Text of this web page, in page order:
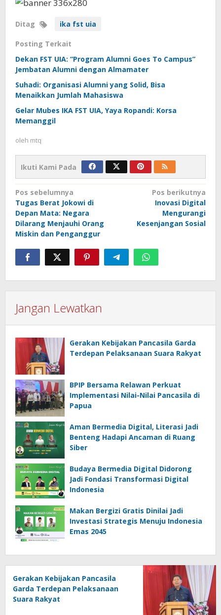
Ditag ika fst uia
Posting Terkait
Dekan FST UIA: “Program Alumni Goes To Campus”
Jembatan Alumni dengan Almamater
Suhadi: Organisasi Alumni yang Solid, Bisa
Menaikkan Jumlah Mahasiswa
Gelar Mubes IKA FST UIA, Yaya Ropandi: Korsa
Memanggil
oleh mtq
Ikuti Kami Pada
Navigasi
pos
Pos sebelumnya
Tugas Berat Jokowi di
Depan Mata: Negara
Dilarang Menjauhi Orang
Miskin dan Penganggur
Pos berikutnya
Inovasi Digital
Mengurangi
Kesenjangan Sosial
Jangan Lewatkan
Gerakan Kebijakan Pancasila Garda
Terdepan Pelaksanaan Suara Rakyat
BPIP Bersama Relawan Perkuat
Implementasi Nilai-Nilai Pancasila di
Papua
Aman Bermedia Digital, Literasi Jadi
Benteng Hadapi Ancaman di Ruang
Siber
Budaya Bermedia Digital Didorong
Jadi Fondasi Transformasi Digital
Indonesia
Makan Bergizi Gratis Dinilai Jadi
Investasi Strategis Menuju Indonesia
Emas 2045
Gerakan Kebijakan Pancasila
Garda Terdepan Pelaksanaan
Suara Rakyat